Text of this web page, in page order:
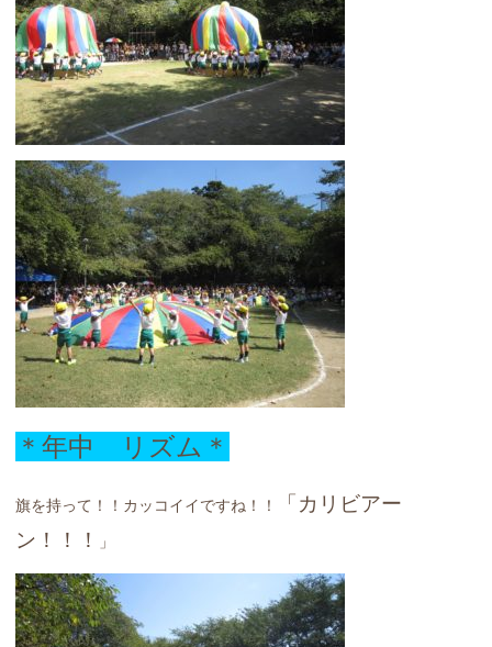
＊年中 リズム＊
旗を持って！！カッコイイですね！！
「カリビアー
ン！！！
」